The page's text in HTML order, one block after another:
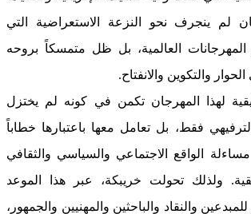
لم ينجرف نحو النزعة الاستعراضية التي
العالمية، بل ظل متمسكاً بروحه
الحوار والتكوين والانفتاح.
لهذا المهرجان تكمن في كونه لم يختزل
فقط، بل تعامل معها باعتبارها خطاباً
الواقع الاجتماعي والسياسي والثقافي
ولذلك تحولت خريبكة، عبر هذا الموعد
والنقاد والباحثين والمهنيين والجمهور،